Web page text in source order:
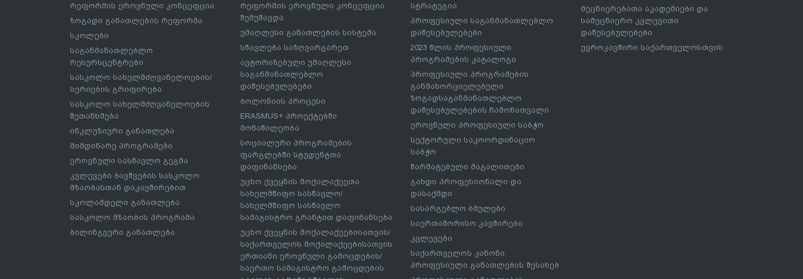
რეფორმის ეროვნული კონცეფცია
ზოგადი განათლების რეფორმა
სკოლები
საგანმანათლებლო
რესურსცენტრები
სასკოლო სახელმძღვანელოების/
სერიების გრიფირება
სასკოლო სახელმძღვანელოების
შეთანხმება
ინკლუზიური განათლება
მიმდინარე პროგრამები
ეროვნული სასწავლო გეგმა
კვლევები ბავშვების სასკოლო
მზაობასთან დაკავშირებით
სკოლამდელი განათლება
სასკოლო მზაობის პროგრამა
ბილინგვური განათლება
რეფორმის ეროვნული კონცეფცია
შემუშავდა
უმაღლესი განათლების სისტემა
სწავლება საზღვარგარეთ
ავტორიზებული უმაღლესი
საგანმანათლებლო
დაწესებულებები
ბოლონიის პროცესი
ERASMUS+ პროექტებში
მონაწილეობა
სოციალური პროგრამების
ფარგლებში სტუდენტთა
დაფინანსება
უცხო ქვეყნის მოქალაქეეთა
სახელმწიფო სასწავლო/
სახელმწიფო სასწავლო
სამაგისტრო გრანტით დაფინანსება
უცხო ქვეყნის მოქალაქეებისათვის/
საქართველოს მოქალაქეებისათვის
ერთიანი ეროვნული გამოცდების/
საერთო სამაგისტრო გამოცდების
სტრატეგია
პროფესიული საგანმანათლებლო
დაწესებულებები
2023 წლის პროფესიული
პროგრამების კატალოგი
პროფესიული პროგრამების
განმახორციელებელი
ზოგადსაგანმანათლებლო
დაწესებულებების ჩამონათვალი
ეროვნული პროფესიული საბჭო
სექტორული საკოორდინაციო
საბჭო
წარმატებული მაგალითები
გახდი პროფესიონალი და
დასაქმდი
სასარგებლო ბმულები
საერთაშორისო კავშირები
კვლევები
საქართველოს კანონი
პროფესიული განათლების შესახებ
მეცნიერებათა აკადემიები და
სამეცნიერო კვლევითი
დაწესებულებები
ევროკავშირი საქართველოსთვის